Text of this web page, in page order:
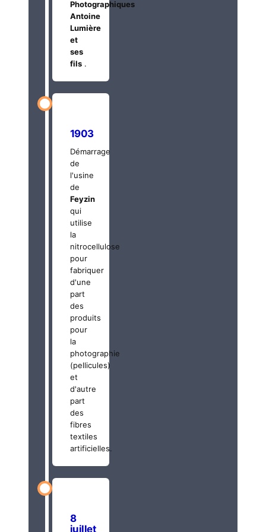
Photographiques
Antoine
Lumière
et
ses
fils.
1903
Démarrage
de
l'usine
de
Feyzin
qui
utilise
la
nitrocellulose
pour
fabriquer
d'une
part
des
produits
pour
la
photographie
(pellicules)
et
d'autre
part
des
fibres
textiles
artificielles.
8
juillet